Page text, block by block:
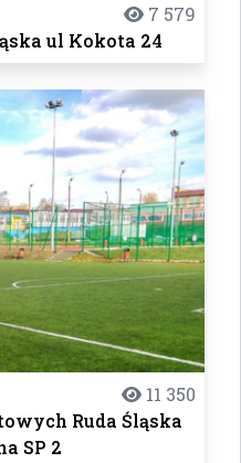
7 579
ul Kokota 24
11 350
Ruda Śląska
SP 2